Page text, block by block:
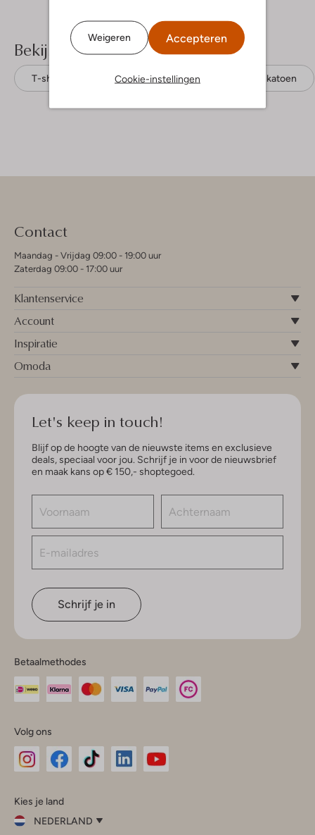
Weigeren Accepteren
Cookie-instellingen
Bekijk meer
T-shirts Colourful Rebel Biologisch katoen
Contact
Maandag - Vrijdag 09:00 - 19:00 uur
Zaterdag 09:00 - 17:00 uur
Klantenservice
Account
Inspiratie
Omoda
Let's keep in touch!
Blijf op de hoogte van de nieuwste items en exclusieve
deals, speciaal voor jou. Schrijf je in voor de nieuwsbrief
en maak kans op € 150,- shoptegoed.
Schrijf je in
Betaalmethodes
Volg ons
InstagramFacebook
Kies je land
NEDERLAND